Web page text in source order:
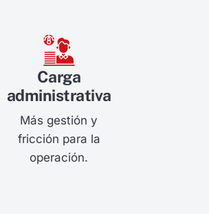
Carga
administrativa
Más gestión y
fricción para la
operación.